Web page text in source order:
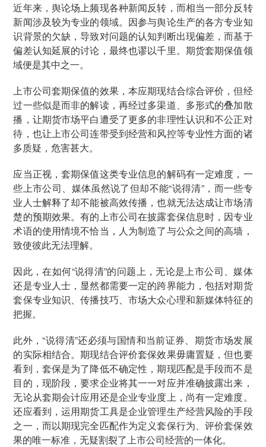
近年来，舆论场上频现各种新闻反转，而相当一部分反转
新闻涉及较为专业的领域。因参与舆论生产的各方专业知
识背景的欠缺，导致对问题的认知判断出现偏差，而基于
偏差认知延展的讨论，最终也谬以千里。期货套期保值领
域便是其中之一。
上市公司套期保值的效果，本应期现结合综合评价，但经
过一些似是而非的解读，再经过多渠道、多形式的叠加散
播，让期货市场平白遭受了更多的非理性认识和不公正对
待，也让上市公司连带受到经营和风控等专业性方面的诸
多质疑，危害甚大。
应当正视，套期保值这类专业信息的解码有一定难度，一
些上市公司、媒体虽然说了但却不能“说得清”，而一些专
业人士解释了却不能被高效传播，也就无法达成让市场清
楚的预期效果。有的上市公司在披露套保信息时，因专业
术语的使用情境不恰当，人为制造了与公众之间的高墙，
致使彼此无法理解。
因此，在如何“说得清”的问题上，无论是上市公司、媒体
还是专业人士，显然都需要一定的跨界能力，包括对期货
套保专业知识、传播技巧、市场大众心理和新媒体特征的
把握。
此外，“说得清”还必须与国情和当前证券、期货市场发展
的实际相结合。期现结合评价套保效果毋庸置疑，但也要
看到，套保是为了降低不确定性，期现匹配是手段而不是
目的，现阶段，要求企业将其一一对应并准确披露出来，
无论从套期会计应用还是企业专业度上，尚有一定难度。
还应看到，运用期货工具是企业管理生产经营风险的手段
之一，而以期现完全匹配作为定义套保行为、评价套保效
果的唯一标准，无疑割裂了上市公司经营的一体化。